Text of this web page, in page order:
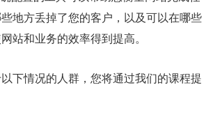
地方丢掉了您的客户，以及可以在哪些
站和业务的效率得到提高。
下情况的人群，您将通过我们的课程提